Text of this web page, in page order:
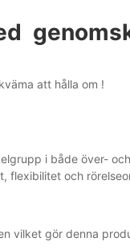
att hålla om !
i både över-
flexibilitet och
vilket gör denna